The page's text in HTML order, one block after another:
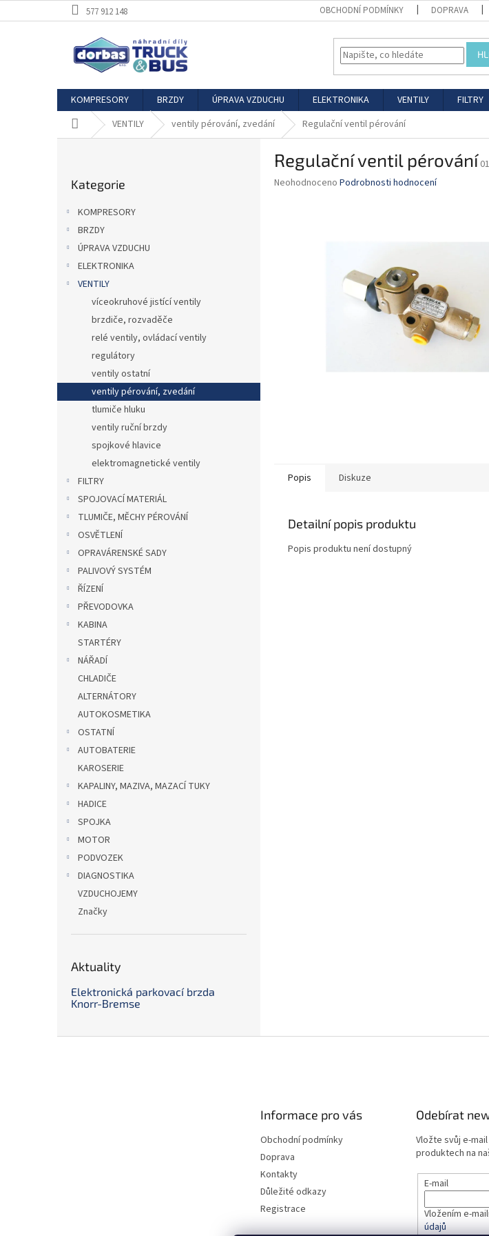
na
577 912 148 OBCHODNÍ PODMÍNKY DOPRAVA
KOMPRESORY BRZDY ÚPRAVA VZDUCHU ELEKTRONIKA VENTILY FILTRY
Domů VENTILY ventily pérování, zvedání Regulační ventil pérování
kategorie
Kategorie
KOMPRESORY
BRZDY
ÚPRAVA VZDUCHU
ELEKTRONIKA
VENTILY
víceokruhové jistící ventily
brzdiče, rozvaděče
relé ventily, ovládací ventily
regulátory
ventily ostatní
ventily pérování, zvedání
tlumiče hluku
ventily ruční brzdy
spojkové hlavice
elektromagnetické ventily
FILTRY
SPOJOVACÍ MATERIÁL
TLUMIČE, MĚCHY PÉROVÁNÍ
OSVĚTLENÍ
OPRAVÁRENSKÉ SADY
PALIVOVÝ SYSTÉM
ŘÍZENÍ
PŘEVODOVKA
KABINA
STARTÉRY
NÁŘADÍ
CHLADIČE
ALTERNÁTORY
AUTOKOSMETIKA
OSTATNÍ
AUTOBATERIE
KAROSERIE
KAPALINY, MAZIVA, MAZACÍ TUKY
HADICE
SPOJKA
MOTOR
PODVOZEK
DIAGNOSTIKA
VZDUCHOJEMY
Značky
Aktuality
Elektronická parkovací brzda
Knorr-Bremse
Regulační ventil pérování
Průměrné
Neohodnoceno Podrobnosti hodnocení
Popis Diskuze
Detailní popis produktu
Popis produktu není dostupný
Informace pro vás
Obchodní podmínky
Doprava
Kontakty
Důležité odkazy
Registrace
Odebírat
Vložte svůj e-
produktech na
E-mail
Vložením e-
údajů